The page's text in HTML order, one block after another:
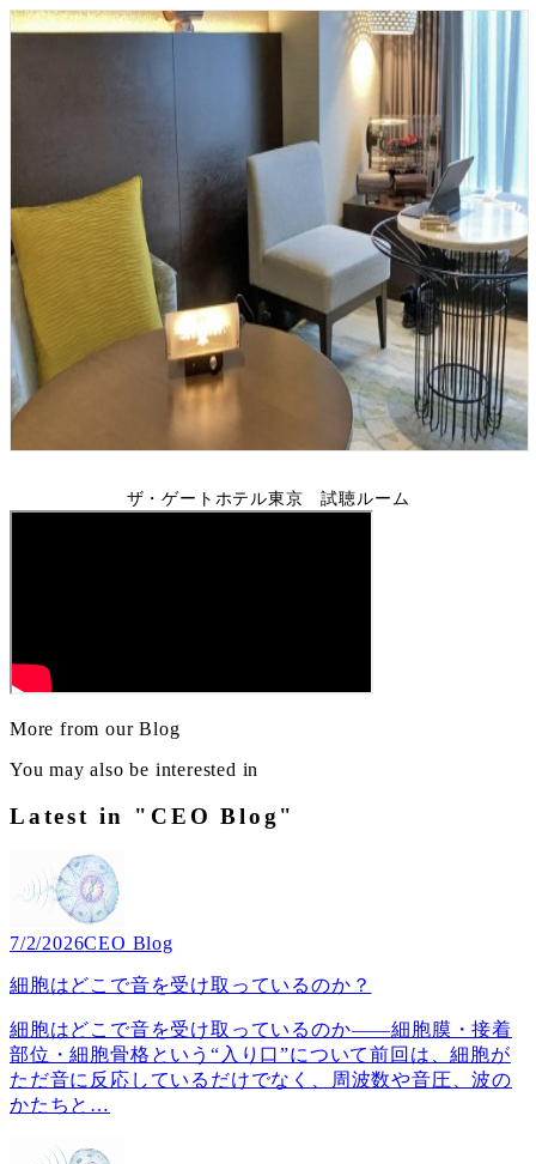
ザ・ゲートホテル東京 試聴ルーム
More from our Blog
You may also be interested in
Latest in "CEO Blog"
7/2/2026CEO Blog
細胞はどこで音を受け取っているのか？
細胞はどこで音を受け取っているのか――細胞膜・接着
部位・細胞骨格という“入り口”について前回は、細胞が
ただ音に反応しているだけでなく、周波数や音圧、波の
かたちと …